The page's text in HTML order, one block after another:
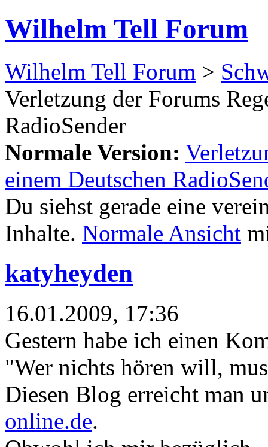
Wilhelm Tell Forum
Wilhelm Tell Forum >
Verletzung der Forums
RadioSender
Normale Version:
einem Deutschen
Du siehst gerade eine
Inhalte. Normale Ansicht
katyheyden
16.01.2009, 17:36
Gestern habe ich einen
"Wer nichts hören will,
Diesen Blog erreicht man
online.de.